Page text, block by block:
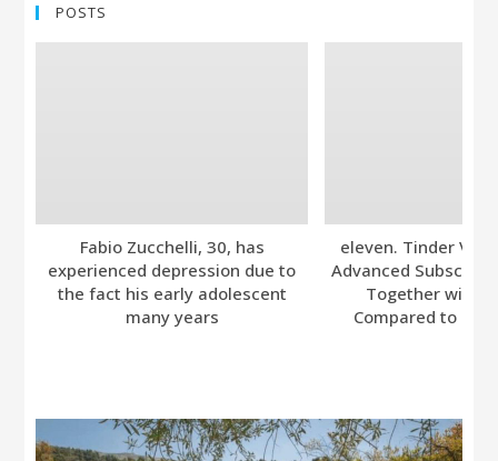
POSTS
Fabio Zucchelli, 30, has
experienced depression due to
the fact his early adolescent
many years
eleven. Tinder
Advanced
Together with
Compared to